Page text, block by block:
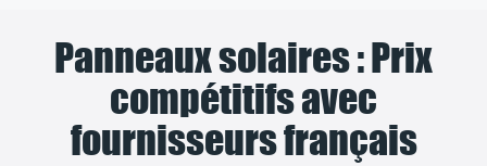
Panneaux solaires : Prix
compétitifs avec
fournisseurs français